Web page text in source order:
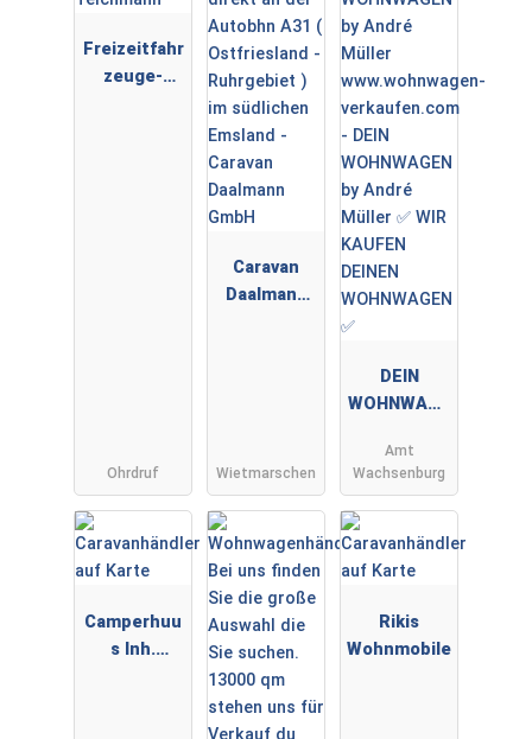
Freizeitfahr
zeuge-
Ohrdruf
Caravan
Daalmann
Wietmarschen
DEIN
WOHNWAGE
Müller ✅
WIR KAUFEN
DEINEN
WOHNWAGE
N ✅
Amt
Wachsenburg
Camperhuu
s Inh.
Rikis
Wohnmobile